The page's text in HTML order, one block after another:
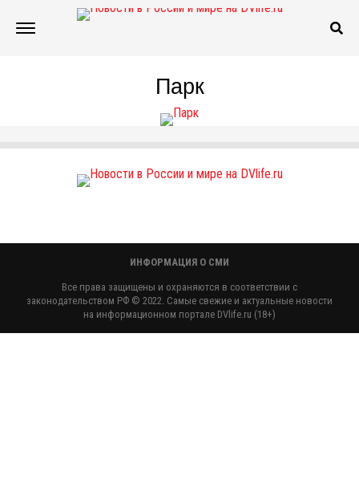
Парк
ИНФОРМАЦИЯ О СМИ
Все права защищены и охраняются в соответствии с
законодательством РФ © 2022. Самые свежие и актуальные новости
на информационном портале DVlife.ru (18+)